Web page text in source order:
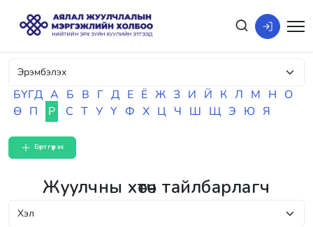
БҮГД А Б В Г Д Е Ё Ж З И Й К Л М Н О
Ө П Р С Т У Ү Ф Х Ц Ч Ш Щ Э Ю Я
Бүртгүүлэх
Жуулчны хөтөч тайлбарлагч